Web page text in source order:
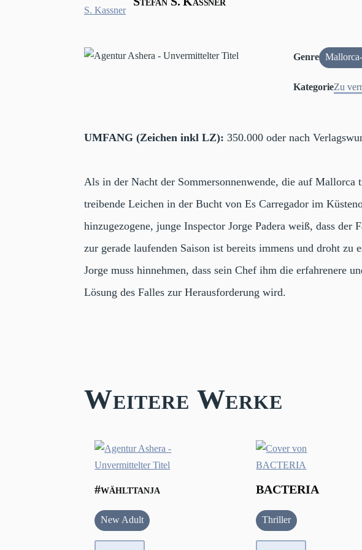
Genre
KategorieZu
UMFANG (Zeichen inkl LZ): 350.000 oder nach
Als in der Nacht der Sommersonnenwende, die auf
treibende Leichen in der Bucht von Es Carregador im
hinzugezogene, junge Inspector Jorge Padera weiß, dass
zur gerade laufenden Saison ist bereits immens und droht zu
Jorge muss hinnehmen, dass sein Chef ihm die
Lösung des Falles zur Herausforderung wird.
Weitere Werke
#wählttanja
New Adult
BACTERIA
Thriller